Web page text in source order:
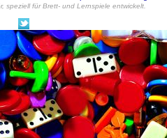
speziell für Brett- und Lernspiele entwickelt.